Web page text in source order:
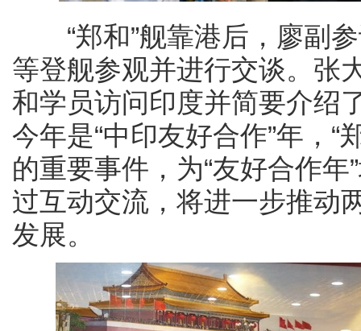
“郑和”舰靠港后，廖副参
等登舰参观并进行交谈。张
和学员访问印度并简要介绍
今年是“中印友好合作”年，
的重要事件，为“友好合作
过互动交流，将进一步推动
发展。